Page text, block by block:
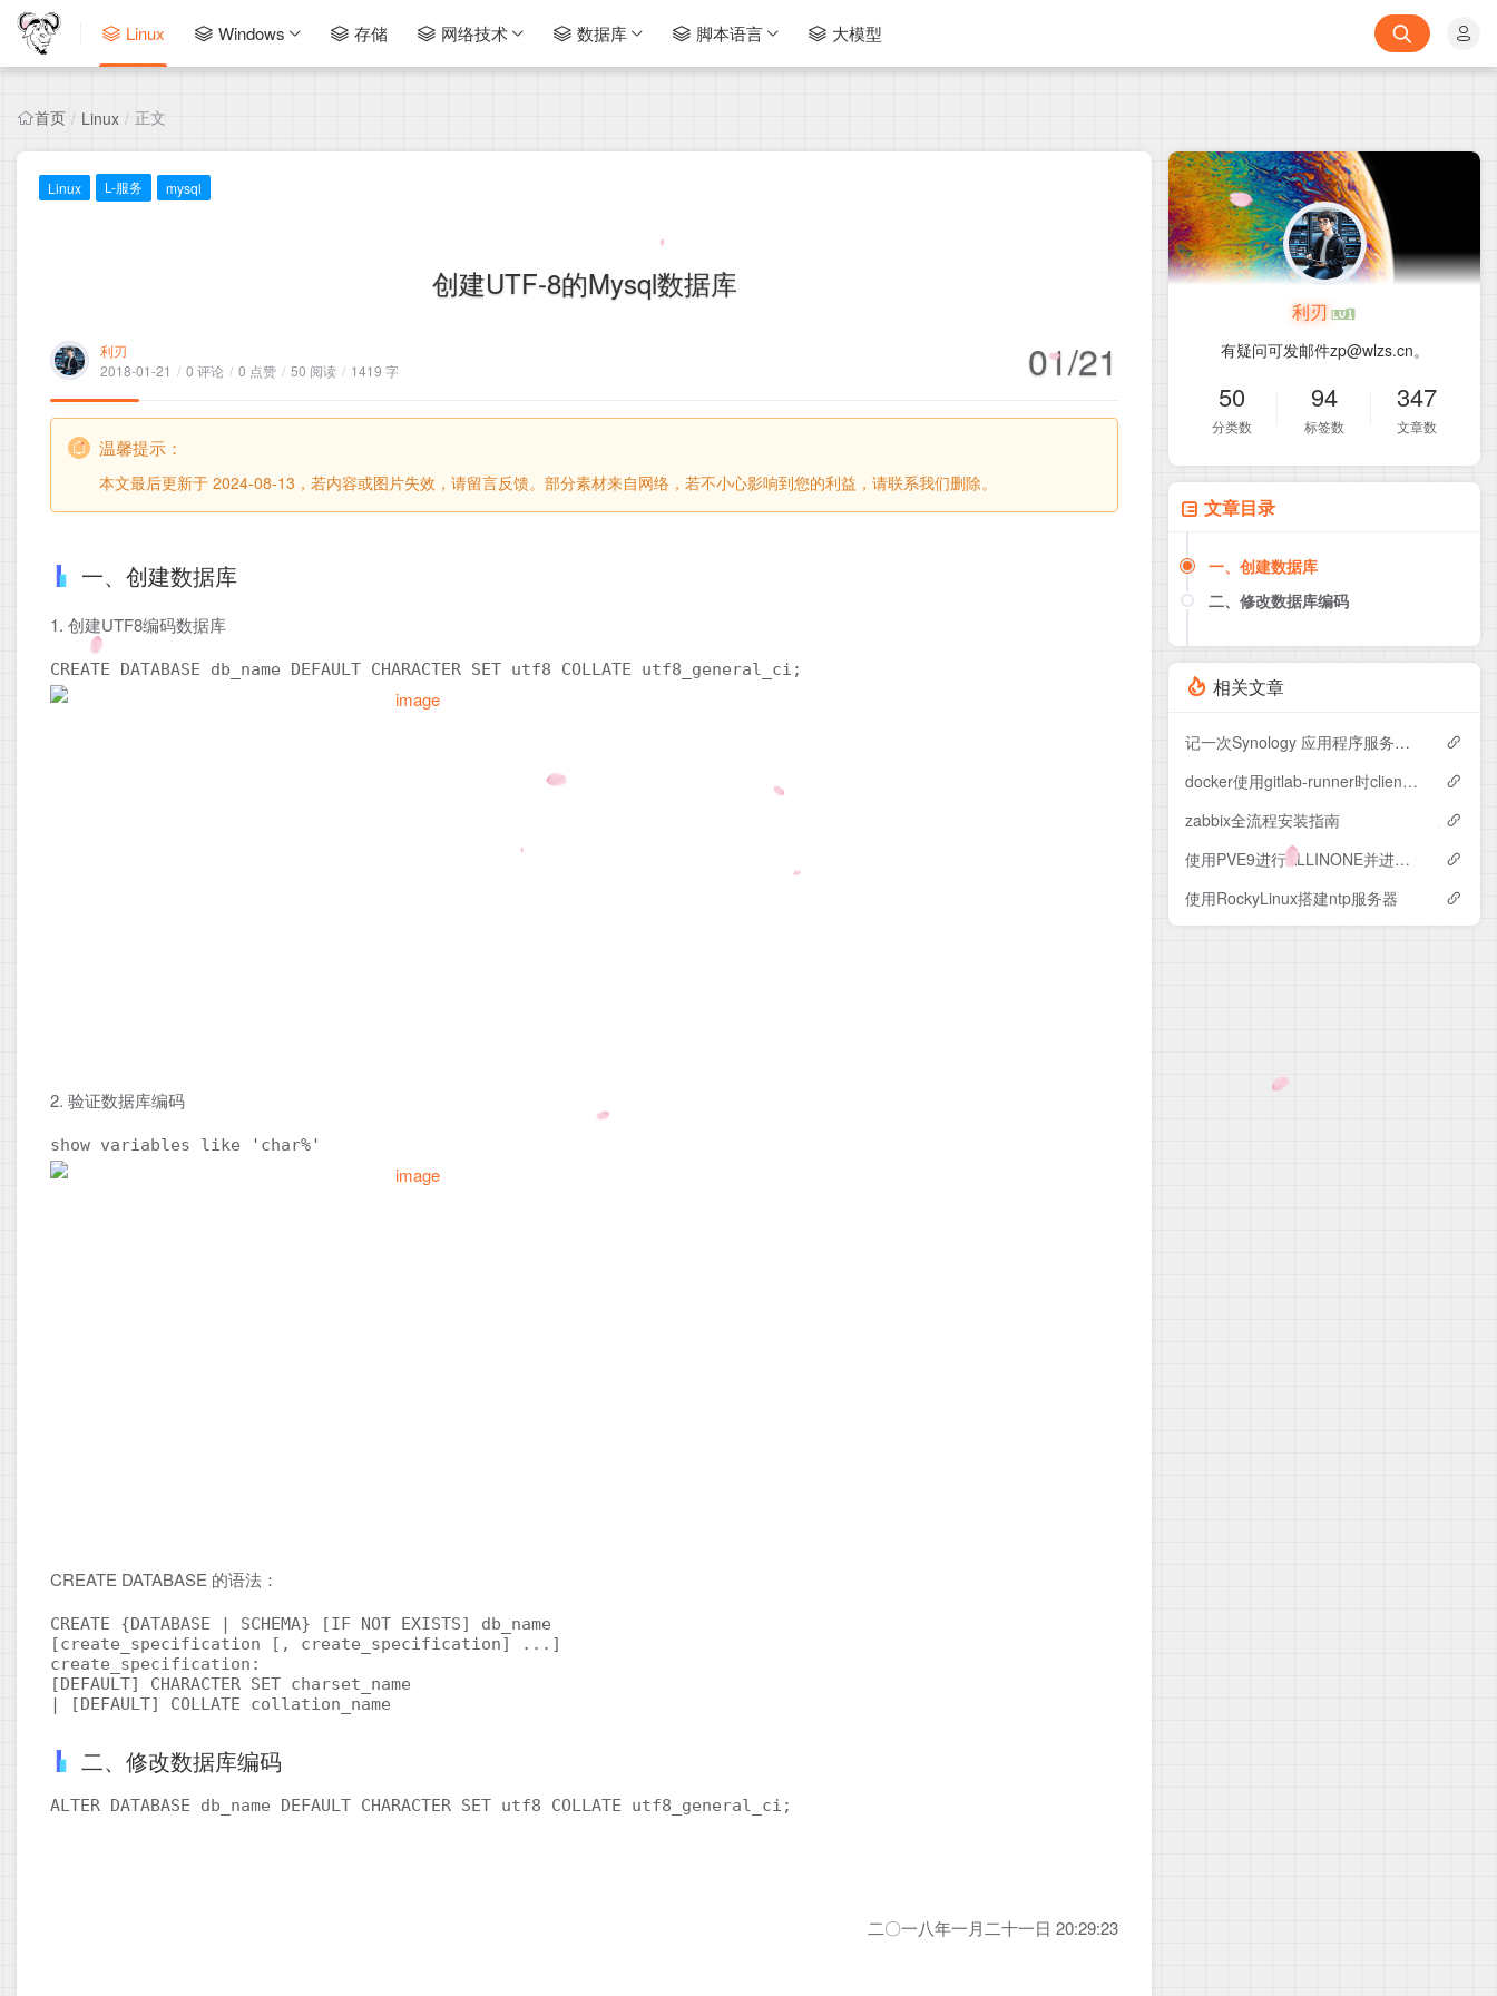
Linux Windows 存储 网络技术 数据库 脚本语言 大模型
首页 / Linux / 正文
Linux L-服务 mysql
创建UTF-8的Mysql数据库
利刃
2018-01-21 / 0 评论 / 0 点赞 / 50 阅读 / 1419 字 01/21
温馨提示：
本文最后更新于 2024-08-13，若内容或图片失效，请留言反馈。部分素材来自网络，若不小心影响到您的利益，请联系我们删除。
一、创建数据库
1. 创建UTF8编码数据库
2. 验证数据库编码
show variables like 'char%'
CREATE DATABASE 的语法：
CREATE {DATABASE | SCHEMA} [IF NOT EXISTS] db_name
[create_specification [, create_specification] ...]
create_specification:
[DEFAULT] CHARACTER SET charset_name
| [DEFAULT] COLLATE collation_name
二、修改数据库编码
ALTER DATABASE db_name DEFAULT CHARACTER SET utf8 COLLATE utf8_general_ci;
二〇一八年一月二十一日 20:29:23
利刃
有疑问可发邮件zp@wlzs.cn。
50
分类数
94
标签数
347
文章数
文章目录
一、创建数据库
二、修改数据库编码
相关文章
记一次Synology 应用程序服务无法启动的异常
docker使用gitlab-runner时client version 1.53 is too new
zabbix全流程安装指南
使用PVE9进行ALLINONE并进行优化
使用RockyLinux搭建ntp服务器